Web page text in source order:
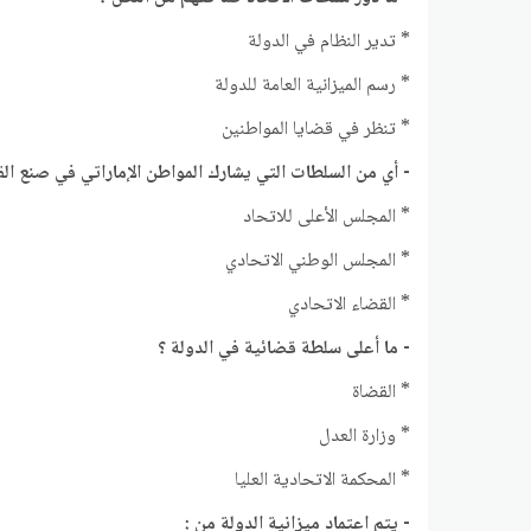
* تدير النظام في الدولة
* رسم الميزانية العامة للدولة
* تنظر في قضايا المواطنين
- أي من السلطات التي يشارك المواطن الإماراتي في صنع
* المجلس الأعلى للاتحاد
* المجلس الوطني الاتحادي
* القضاء الاتحادي
- ما أعلى سلطة قضائية في الدولة ؟
* القضاة
* وزارة العدل
* المحكمة الاتحادية العليا